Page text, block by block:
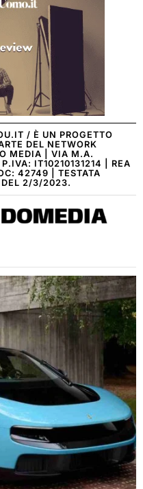
/ È UN PROGETTO
DEL NETWORK
MEDIA | VIA M.A.
IT10210131214 | REA
42749 | TESTATA
DEL 2/3/2023.